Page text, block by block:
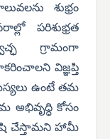
శుభ్రం
పరిశుభ్రత
గ్రామంగా
విజ్ఞప్తి
ఉంటే తమ
అభివృద్ధి కోసం
చేస్తామని హామీ